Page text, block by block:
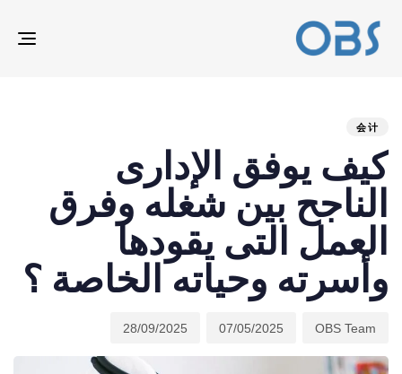
会计
كيف يوفق الإدارى
الناجح بين شغله وفرق
العمل التى يقودها
وأسرته وحياته الخاصة ؟
OBS Team
07/05/2025
28/09/2025